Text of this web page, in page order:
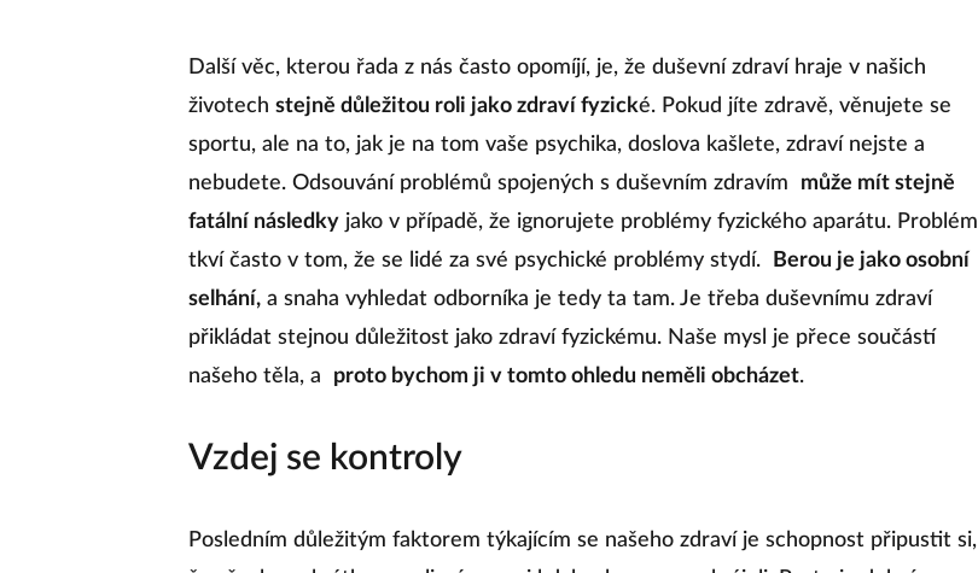
Další věc, kterou řada z nás často opomíjí, je, že duševní zdraví hraje v našich
životech stejně důležitou roli jako zdraví fyzické. Pokud jíte zdravě, věnujete se
sportu, ale na to, jak je na tom vaše psychika, doslova kašlete, zdraví nejste a
nebudete. Odsouvání problémů spojených s duševním zdravím
může mít stejně
fatální následky jako v případě, že ignorujete problémy fyzického aparátu. Problém
tkví často v tom, že se lidé za své psychické problémy stydí.
Berou je jako osobní
selhání, a snaha vyhledat odborníka je tedy ta tam. Je třeba duševnímu zdraví
přikládat stejnou důležitost jako zdraví fyzickému. Naše mysl je přece součástí
našeho těla, a
proto bychom ji v tomto ohledu neměli obcházet.
Vzdej se kontroly
Posledním důležitým faktorem týkajícím se našeho zdraví je schopnost připustit si,